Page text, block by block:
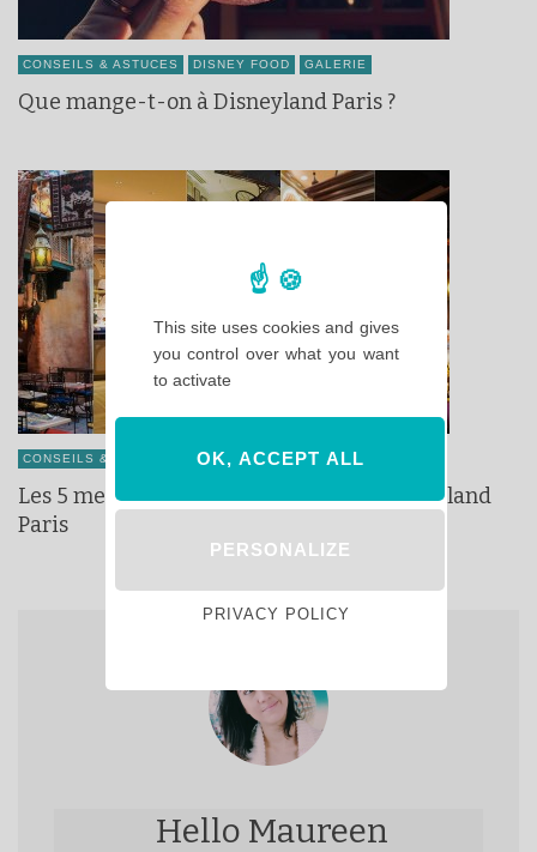
CONSEILS & ASTUCES DISNEY FOOD GALERIE
Que mange-t-on à Disneyland Paris ?
CONSEILS & ASTUCES DISNEY FOOD
Les 5 meilleurs buffets à volonté de Disneyland
Paris
Hello Maureen
This site uses cookies and gives
you control over what you want
to activate
OK, ACCEPT ALL
PERSONALIZE
PRIVACY POLICY